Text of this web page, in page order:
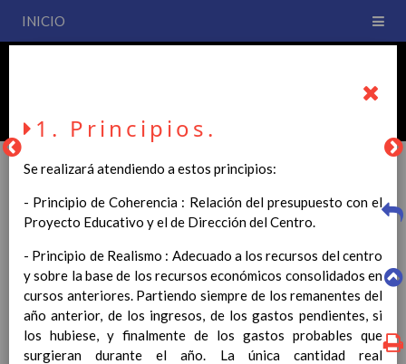
INICIO
PLAN DE CENTRO
La entrada en vigor del Real Decreto 126/2014, de 28 de
febrero, por el que se establece el currículo básico de la
Educación Primaria, se ha hecho necesario la revisión y
adecuación de nuestro Plan de Centro a esta normativa, el cual
usted podrá consultar desde este sitio web.
1. Principios.
Se realizará atendiendo a estos principios:
- Principio de Coherencia : Relación del presupuesto con el
Proyecto Educativo y el de Dirección del Centro.
- Principio de Realismo : Adecuado a los recursos del centro
y sobre la base de los recursos económicos consolidados en
cursos anteriores. Partiendo siempre de los remanentes del
año anterior, de los ingresos, de los gastos pendientes, si
los hubiese, y finalmente de los gastos probables que
surgieran durante el año. La única cantidad real